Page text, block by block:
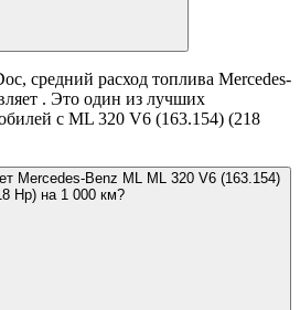
средний расход топлива Mercedes-
. Это один из лучших
с ML 320 V6 (163.154) (218
Mercedes-Benz ML ML 320 V6 (163.154)
Hp) на 1 000 км?